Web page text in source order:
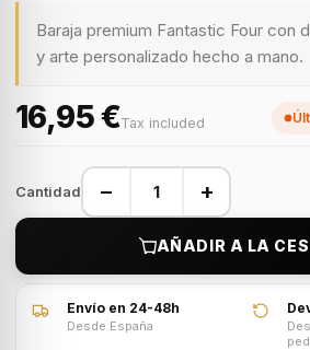
Baraja premium Fantastic Four con
y arte personalizado hecho a mano.
16,95 €Tax included
Cantidad − +
AÑADIR A LA
Envío en 24-48h
Desde España